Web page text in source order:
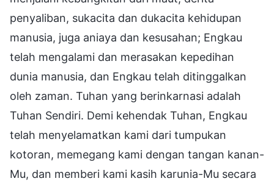
penyaliban, sukacita dan dukacita kehidupan
manusia, juga aniaya dan kesusahan; Engkau
telah mengalami dan merasakan kepedihan
dunia manusia, dan Engkau telah ditinggalkan
oleh zaman. Tuhan yang berinkarnasi adalah
Tuhan Sendiri. Demi kehendak Tuhan, Engkau
telah menyelamatkan kami dari tumpukan
kotoran, memegang kami dengan tangan kanan-
Mu, dan memberi kami kasih karunia-Mu secara